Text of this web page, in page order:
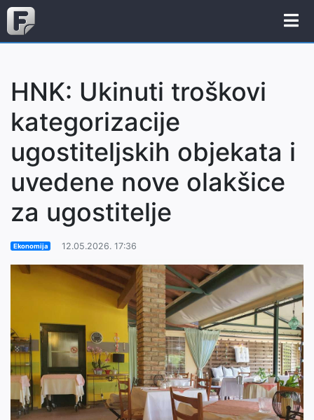
HNK: Ukinuti troškovi
kategorizacije
ugostiteljskih objekata i
uvedene nove olakšice
za ugostitelje
Ekonomija 12.05.2026. 17:36